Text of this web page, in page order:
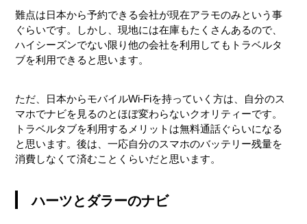
難点は日本から予約できる会社が現在アラモのみという事
ぐらいです。しかし、現地には在庫もたくさんあるので、
ハイシーズンでない限り他の会社を利用してもトラベルタ
ブを利用できると思います。
ただ、日本からモバイルWi-Fiを持っていく方は、自分のス
マホでナビを見るのとほぼ変わらないクオリティーです。
トラベルタブを利用するメリットは無料通話ぐらいになる
と思います。後は、一応自分のスマホのバッテリー残量を
消費しなくて済むことくらいだと思います。
ハーツとダラーのナビ